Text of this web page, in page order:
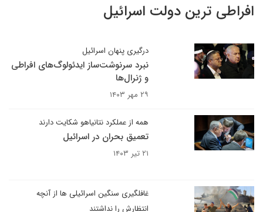
افراطی ترین دولت اسرائیل
درگیری پنهان اسرائیل
نبرد سرنوشت‌ساز ایدئولوگ‌های افراطی
و ژنرال‌ها
۲۹ مهر ۱۴۰۳
همه از عملکرد نتانیاهو شکایت دارند
تعمیق بحران در اسرائیل
۲۱ تیر ۱۴۰۳
غافلگیری سنگین اسرائیلی ها از آنچه
انتظارش را نداشتند